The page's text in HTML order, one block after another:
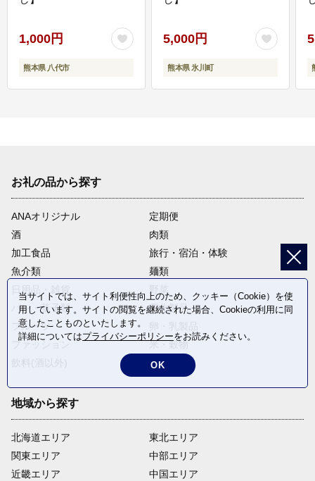
1,000円
熊本県 八代市
5,000円
熊本県 氷川町
お礼の品から探す
ANAオリジナル
定期便
酒
肉類
加工食品
旅行・宿泊・体験
魚介類
麺類
日用品・雑貨
野菜
パン・菓子類
電化製品
フルーツ
ファッション
米・穀物
返礼品なし
地域から探す
北海道エリア
関東エリア
近畿エリア
東北エリア
中部エリア
中国エリア
当サイトでは、サイト利便性向上のため、クッキー（Cookie）を使
用しています。サイトの閲覧を継続された場合、Cookieの利用に同
意したことものといたします。
詳細についてはプライバシーポリシーをお読みください。
OK